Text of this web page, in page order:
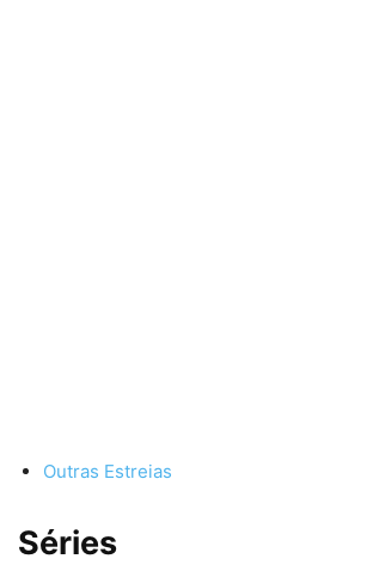
Outras Estreias
Séries